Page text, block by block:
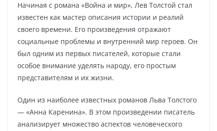
Начиная с романа «Война и мир», Лев Толстой стал
известен как мастер описания истории и реалий
своего времени. Его произведения отражают
социальные проблемы и внутренний мир героев. Он
был одним из первых писателей, которые стали
особое внимание уделять народу, его простым
представителям и их жизни.
Один из наиболее известных романов Льва Толстого
— «Анна Каренина». В этом произведении писатель
анализирует множество аспектов человеческого